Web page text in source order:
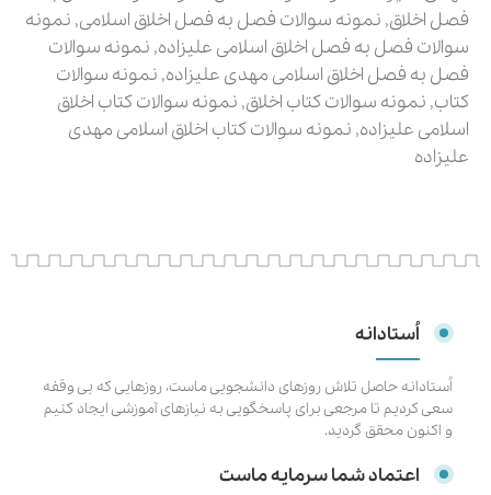
فصل اخلاق, نمونه سوالات فصل به فصل اخلاق اسلامی, نمونه
سوالات فصل به فصل اخلاق اسلامی علیزاده, نمونه سوالات
فصل به فصل اخلاق اسلامی مهدی علیزاده, نمونه سوالات
کتاب, نمونه سوالات کتاب اخلاق, نمونه سوالات کتاب اخلاق
اسلامی علیزاده, نمونه سوالات کتاب اخلاق اسلامی مهدی
علیزاده
اُستادانه
اُستادانه حاصل تلاش روزهای دانشجویی ماست، روزهایی که بی وقفه
سعی کردیم تا مرجعی برای پاسخگویی به نیازهای آموزشی ایجاد کنیم
و اکنون محقق گردید.
اعتماد شما سرمایه ماست